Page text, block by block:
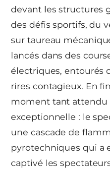
devant les structures
des défis sportifs, du
sur taureau
lancés dans des
électriques, entourés
rires contagieux. En
moment tant attendu
exceptionnelle : le
une cascade de
pyrotechniques qui a
captivé les